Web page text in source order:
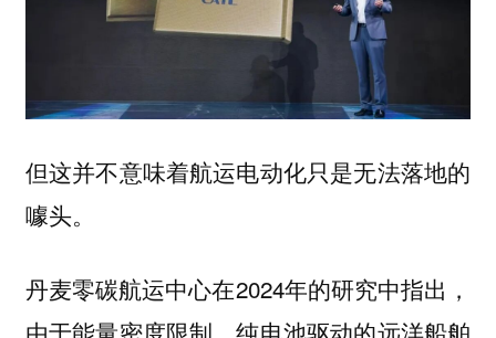
但这并不意味着航运电动化只是无法落地的
噱头。
丹麦零碳航运中心在2024年的研究中指出，
由于能量密度限制，纯电池驱动的远洋船舶